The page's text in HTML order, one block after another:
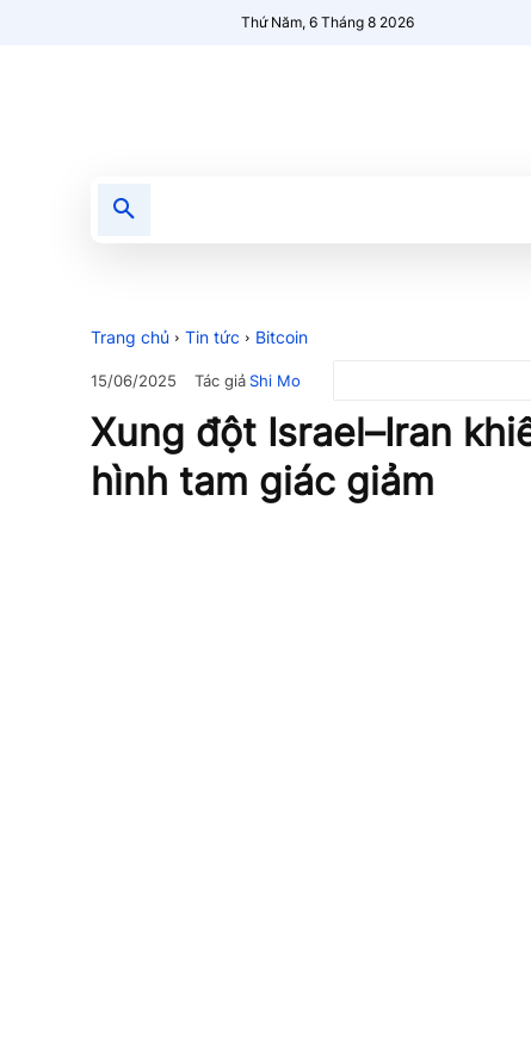
Thứ Năm, 6 Tháng 8 2026
Trang chủ Tin tức Bitcoin
15/06/2025 Tác giảShi Mo
Xung đột Israel–Iran
hình tam giác giảm